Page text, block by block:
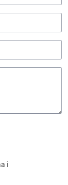
i